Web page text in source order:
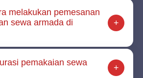
melakukan pemesanan
sewa armada di
pemakaian sewa